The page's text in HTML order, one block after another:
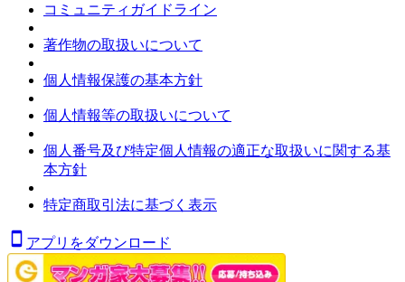
コミュニティガイドライン
著作物の取扱いについて
個人情報保護の基本方針
個人情報等の取扱いについて
個人番号及び特定個人情報の適正な取扱いに関する基
本方針
特定商取引法に基づく表示
アプリをダウンロード